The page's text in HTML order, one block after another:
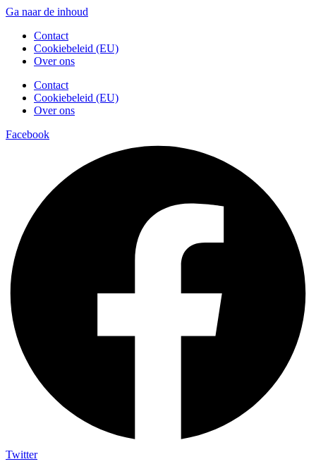
Ga naar de inhoud
Contact
Cookiebeleid (EU)
Over ons
Contact
Cookiebeleid (EU)
Over ons
Facebook
Twitter